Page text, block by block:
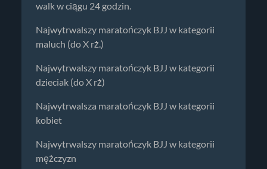
walk w ciągu 24 godzin.
Najwytrwalszy maratończyk BJJ w kategorii
maluch (do X rż.)
Najwytrwalszy maratończyk BJJ w kategorii
dzieciak (do X rż)
Najwytrwalsza maratończyk BJJ w kategorii
kobiet
Najwytrwalszy maratończyk BJJ w kategorii
mężczyzn